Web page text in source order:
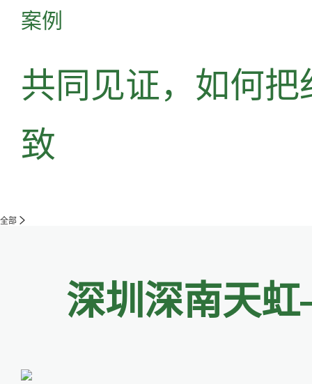
案例
共同见证，如何把
致
全部
深圳深南天